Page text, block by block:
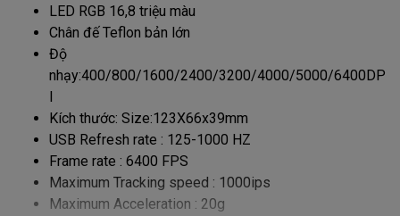
LED RGB 16,8 triệu màu
Chân đế Teflon bản lớn
Độ
nhạy:400/800/1600/2400/3200/4000/5000/6400DP
I
Kích thước: Size:123X66x39mm
USB Refresh rate : 125-1000 HZ
Frame rate : 6400 FPS
Maximum Tracking speed : 1000ips
Maximum Acceleration : 20g